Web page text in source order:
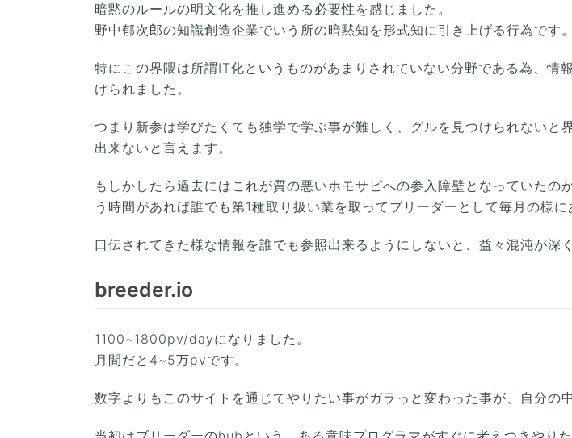
暗黙のルールの明文化を推し進める必要性を感じました。
野中郁次郎の知識創造企業でいう所の暗黙知を形式知に引き上げる行為です。
特にこの界隈は所謂IT化というものがあまりされていない分野である為、情
けられました。
つまり新参は学びたくても独学で学ぶ事が難しく、グルを見つけられないと
出来ないと言えます。
もしかしたら過去にはこれが質の悪いホモサピへの参入障壁となっていたの
う時間があれば誰でも第1種取り扱い業を取ってブリーダーとして毎月の様に
口伝されてきた様な情報を誰でも参照出来るようにしないと、益々混沌が深
breeder.io
1100~1800pv/dayになりました。
月間だと4~5万pvです。
数字よりもこのサイトを通じてやりたい事がガラっと変わった事が、自分の